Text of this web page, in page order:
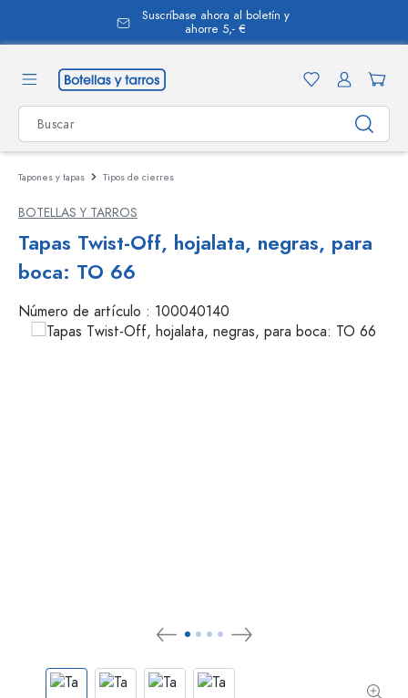
Suscríbase ahora al boletín y
ahorre 5,- €
Tapones y tapas Tipos de cierres
BOTELLAS Y TARROS
Tapas Twist-Off, hojalata, negras, para
boca: TO 66
Número de artículo : 100040140